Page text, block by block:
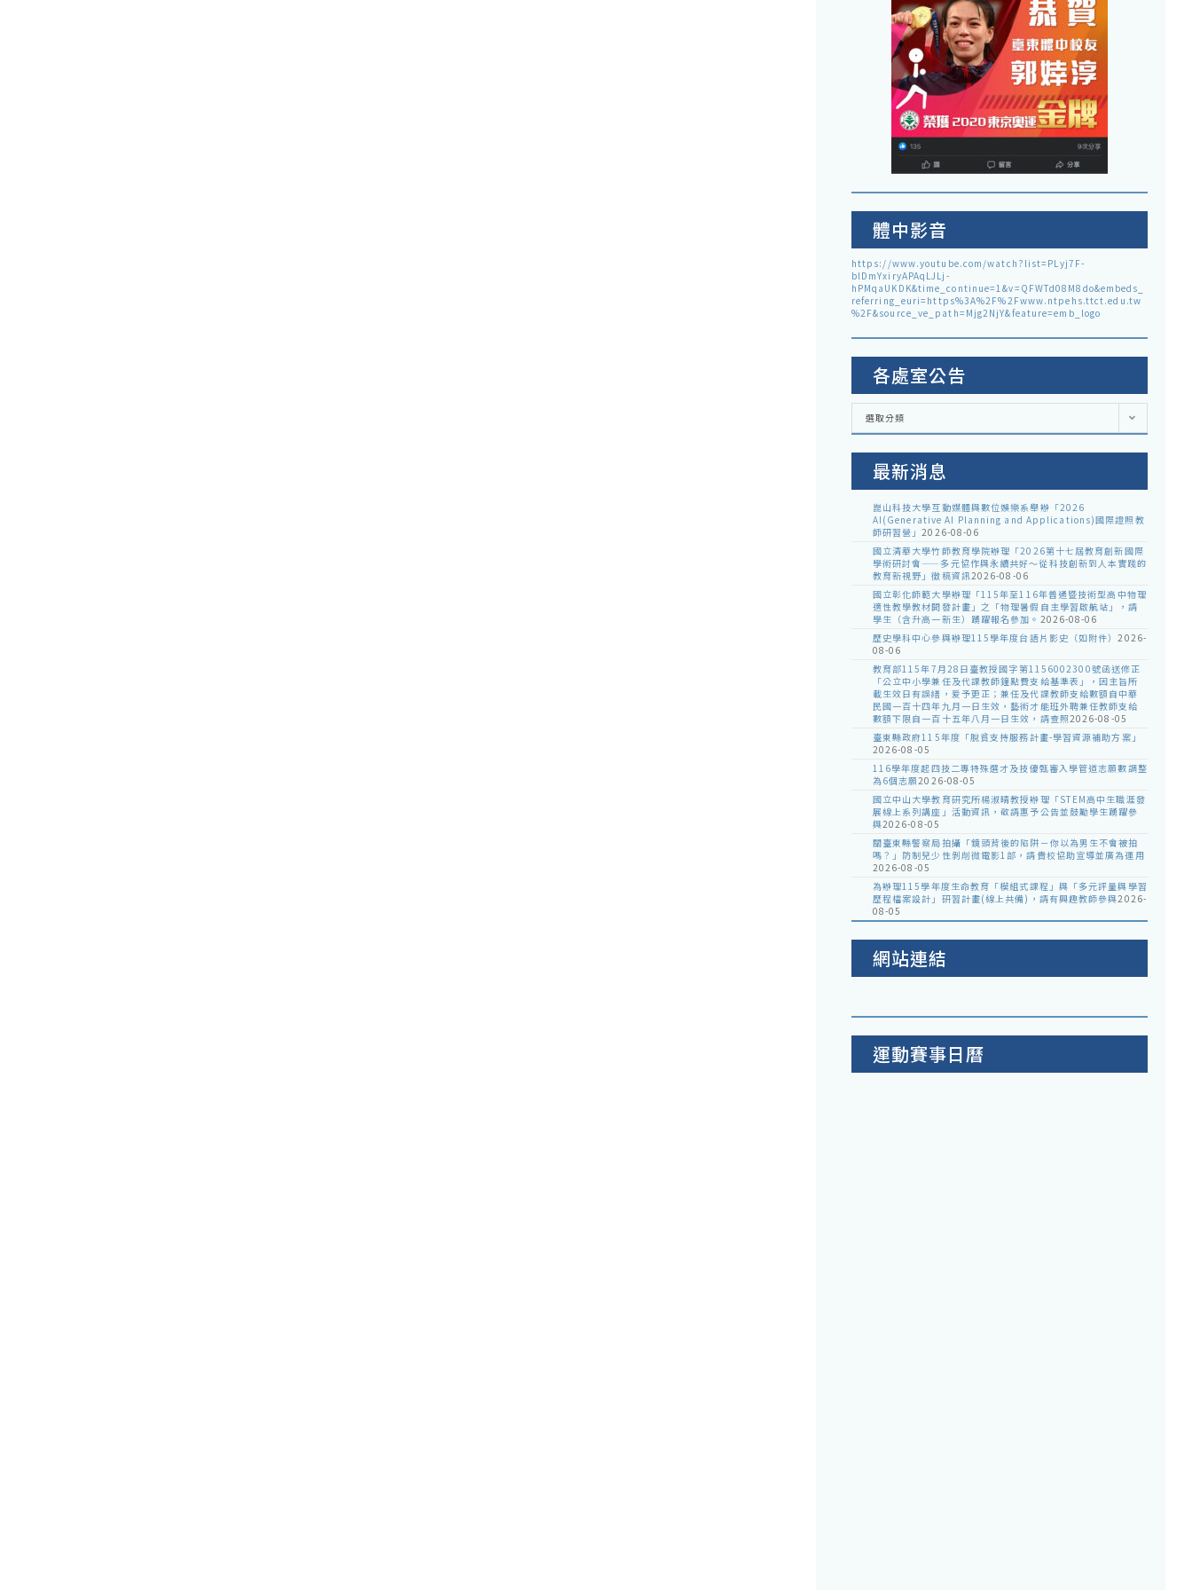
體中影音
https://www.youtube.com/watch?list=PLyj7F-
blDmYxiryAPAqLJLj-
hPMqaUKDK&time_continue=1&v=QFWTd08M8do&embeds_
referring_euri=https%3A%2F%2Fwww.ntpehs.ttct.edu.tw
%2F&source_ve_path=Mjg2NjY&feature=emb_logo
各處室公告
各
室
選取分類
最新消息
崑山科技大學互動媒體與數位娛樂系舉辦「2026
AI(Generative AI Planning and Applications)國際證照教
師研習營」2026-08-06
國立清華大學竹師教育學院辦理「2026第十七屆教育創新國際
學術研討會——多元協作與永續共好～從科技創新到人本實踐的
教育新視野」徵稿資訊2026-08-06
國立彰化師範大學辦理「115年至116年普通暨技術型高中物理
適性教學教材開發計畫」之「物理暑假自主學習啟航站」，請
學生（含升高一新生）踴躍報名參加。 2026-08-06
歷史學科中心參與辦理115學年度台語片影史（如附件）2026-
08-06
教育部115年7月28日臺教授國字第1156002300號函送修正
「公立中小學兼任及代課教師鐘點費支給基準表」，因主旨所
載生效日有誤繕，爰予更正；兼任及代課教師支給數額自中華
民國一百十四年九月一日生效，藝術才能班外聘兼任教師支給
數額下限自一百十五年八月一日生效，請查照2026-08-05
臺東縣政府115年度「脫貧支持服務計畫-學習資源補助方案」
2026-08-05
116學年度起四技二專特殊選才及技優甄審入學管道志願數調整
為6個志願2026-08-05
國立中山大學教育研究所楊淑晴教授辦理「STEM高中生職涯發
展線上系列講座」活動資訊，敬請惠予公告並鼓勵學生踴躍參
與2026-08-05
關臺東縣警察局拍攝「鏡頭背後的陷阱－你以為男生不會被拍
嗎？」防制兒少性剝削微電影1部，請貴校協助宣導並廣為運用
2026-08-05
為辦理115學年度生命教育「模組式課程」與「多元評量與學習
歷程檔案設計」研習計畫(線上共備)，請有興趣教師參與2026-
08-05
網站連結
運動賽事日曆